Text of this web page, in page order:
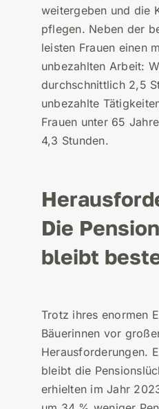
weitergeben und die
pflegen. Neben der
leisten Frauen einen
unbezahlten Arbeit:
durchschnittlich 2,5
unbezahlte
Frauen unter 65
4,3 Stunden.
Die
bleibt
Trotz ihres enormen
Bäuerinnen vor
Herausforderungen.
bleibt die
erhielten im Jahr